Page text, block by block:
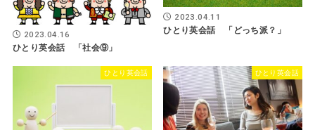
2023.04.16
ひとり英会話 「社会⑨」
2023.04.11
ひとり英会話 「どっち派？」
ひとり英会話 ひとり英会話